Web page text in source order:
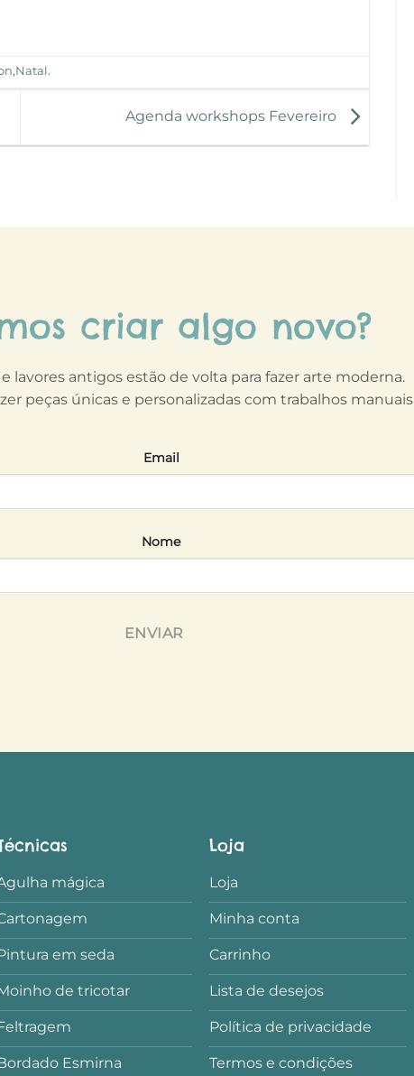
,Natal.
Agenda workshops Fevereiro
criar algo novo?
lavores antigos estão de volta para fazer arte moderna.
peças únicas e personalizadas com trabalhos manuais
Email
Nome
ENVIAR
mágica
em seda
de tricotar
Esmirna
Loja
Loja
Minha conta
Carrinho
Lista de desejos
Política de privacidade
Termos e condições